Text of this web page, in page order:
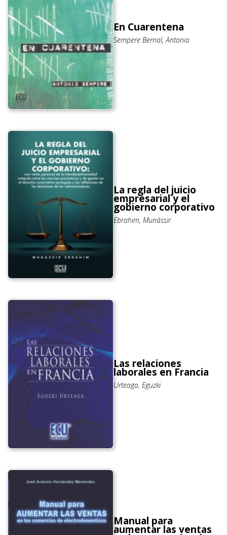
En Cuarentena
Sempere Bernal, Antonio
La regla del juicio
empresarial y el
gobierno corporativo
Ebrahim, Munássir
Las relaciones
laborales en Francia
Urteaga, Eguzki
Manual para
aumentar las ventas